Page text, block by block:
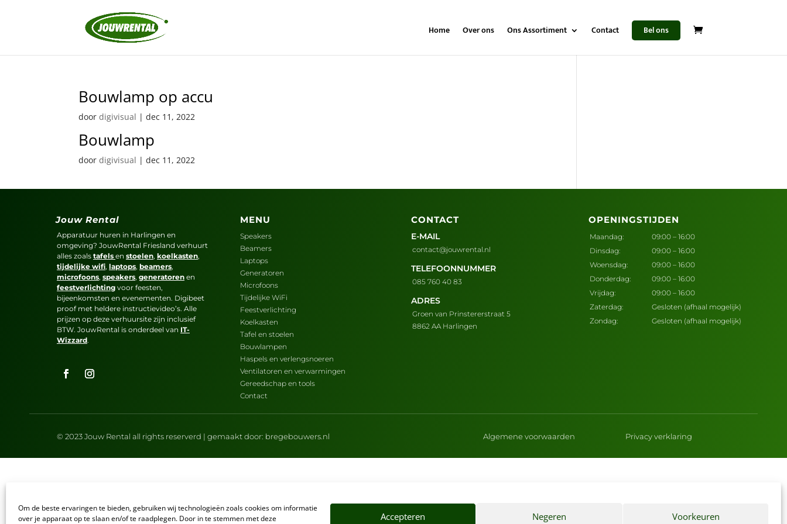
Om de beste ervaringen te bieden, gebruiken wij technologieën zoals cookies om informatie
over je apparaat op te slaan en/of te raadplegen. Door in te stemmen met deze
Accepteren Negeren Voorkeuren
Home Over ons Ons Assortiment Contact Bel ons
Bouwlamp op accu
doordigivisual |dec 11, 2022
Bouwlamp
doordigivisual |dec 11, 2022
Jouw Rental
Apparatuur huren in Harlingen en
omgeving? JouwRental Friesland verhuurt
alles zoals tafels en stoelen, koelkasten,
tijdelijke wifi, laptops, beamers,
microfoons, speakers, generatoren en
feestverlichting voor feesten,
bijeenkomsten en evenementen. Digibeet
proof met heldere instructievideo’s. Alle
prijzen op deze verhuursite zijn inclusief
BTW. JouwRental is onderdeel van IT-
Wizzard.
MENU
Speakers
Beamers
Laptops
Generatoren
Microfoons
Tijdelijke WiFi
Feestverlichting
Koelkasten
Tafel en stoelen
Bouwlampen
Haspels en verlengsnoeren
Ventilatoren en verwarmingen
Gereedschap en tools
Contact
CONTACT
E-MAIL
contact@jouwrental.nl
TELEFOONNUMMER
085 760 40 83
ADRES
Groen van Prinstererstraat 5
8862 AA Harlingen
OPENINGSTIJDEN
Maandag:
09:00 – 16:00
Dinsdag:
09:00 – 16:00
Woensdag:
09:00 – 16:00
Donderdag:
09:00 – 16:00
Vrijdag:
09:00 – 16:00
Zaterdag:
Gesloten (afhaal mogelijk)
Zondag:
Gesloten (afhaal mogelijk)
© 2023 Jouw Rental all rights reserverd | gemaakt door: bregebouwers.nl Algemene voorwaarden Privacy verklaring